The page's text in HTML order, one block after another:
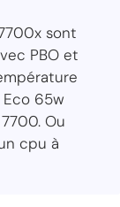
sont
PBO et
65w
Ou
cpu à